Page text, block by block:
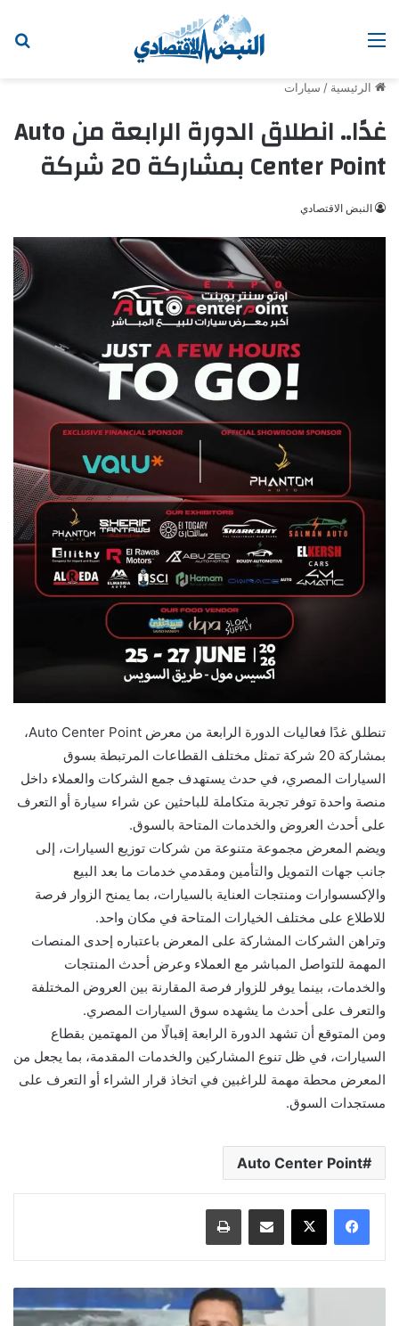
القائمة
الرئيسية / سيارات
غدًا.. انطلاق الدورة الرابعة من Auto
Center Point بمشاركة 20 شركة
النبض الاقتصادي
تنطلق غدًا فعاليات الدورة الرابعة من معرض Auto Center Point،
بمشاركة 20 شركة تمثل مختلف القطاعات المرتبطة بسوق
السيارات المصري، في حدث يستهدف جمع الشركات والعملاء داخل
منصة واحدة توفر تجربة متكاملة للباحثين عن شراء سيارة أو التعرف
على أحدث العروض والخدمات المتاحة بالسوق.
ويضم المعرض مجموعة متنوعة من شركات توزيع السيارات، إلى
جانب جهات التمويل والتأمين ومقدمي خدمات ما بعد البيع
والإكسسوارات ومنتجات العناية بالسيارات، بما يمنح الزوار فرصة
للاطلاع على مختلف الخيارات المتاحة في مكان واحد.
وتراهن الشركات المشاركة على المعرض باعتباره إحدى المنصات
المهمة للتواصل المباشر مع العملاء وعرض أحدث المنتجات
والخدمات، بينما يوفر للزوار فرصة المقارنة بين العروض المختلفة
والتعرف على أحدث ما يشهده سوق السيارات المصري.
ومن المتوقع أن تشهد الدورة الرابعة إقبالًا من المهتمين بقطاع
السيارات، في ظل تنوع المشاركين والخدمات المقدمة، بما يجعل من
المعرض محطة مهمة للراغبين في اتخاذ قرار الشراء أو التعرف على
مستجدات السوق.
Auto Center Point
مشاركة عبر البريد طباعة